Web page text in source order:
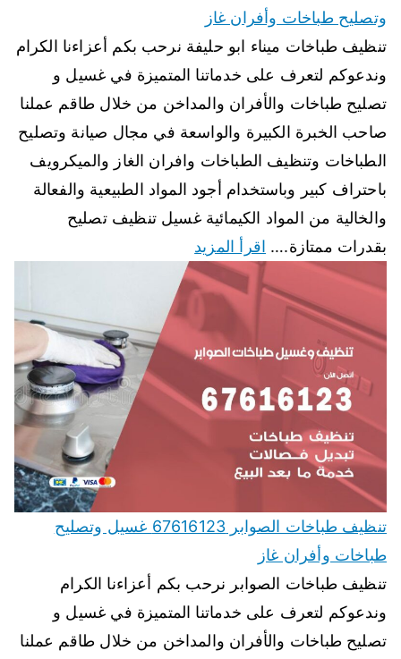
وتصليح طباخات وأفران غاز
تنظيف طباخات ميناء ابو حليفة نرحب بكم أعزاءنا الكرام
وندعوكم لتعرف على خدماتنا المتميزة في غسيل و
تصليح طباخات والأفران والمداخن من خلال طاقم عملنا
صاحب الخبرة الكبيرة والواسعة في مجال صيانة وتصليح
الطباخات وتنظيف الطباخات وافران الغاز والميكرويف
باحتراف كبير وباستخدام أجود المواد الطبيعية والفعالة
والخالية من المواد الكيمائية غسيل تنظيف تصليح
بقدرات ممتازة.… اقرأ المزيد
تنظيف طباخات الصوابر 67616123 غسيل وتصليح
طباخات وأفران غاز
تنظيف طباخات الصوابر نرحب بكم أعزاءنا الكرام
وندعوكم لتعرف على خدماتنا المتميزة في غسيل و
تصليح طباخات والأفران والمداخن من خلال طاقم عملنا